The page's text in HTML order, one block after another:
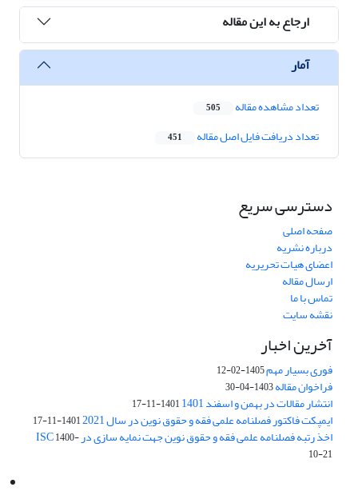
ارجاع به این مقاله
آمار
تعداد مشاهده مقاله 505
تعداد دریافت فایل اصل مقاله 451
دسترسی سریع
صفحه اصلی
درباره نشریه
اعضای هیات تحریریه
ارسال مقاله
تماس با ما
نقشه سایت
آخرین اخبار
فوری بسیار مهم1405-02-12
فراخوان مقاله1403-04-30
انتشار مقالات در بهمن و اسفند 1401 1401-11-17
ایمپکت فاکتور فصلنامه علمی فقه و حقوق نوین در سال 2021 1401-11-17
اخذ رتبه فصلنامه علمی فقه و حقوق نوین جهت نمایه سازی در ISC1400-
10-21